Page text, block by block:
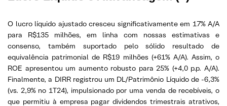
O lucro líquido ajustado cresceu significativamente em 17% A/A
para R$135 milhões, em linha com nossas estimativas e
consenso, também suportado pelo sólido resultado de
equivalência patrimonial de R$19 milhões (+61% A/A). Assim, o
ROE apresentou um aumento robusto para 25% (+4,0 p.p. A/A).
Finalmente, a DIRR registrou um DL/Patrimônio Líquido de -6,3%
(vs. 2,9% no 1T24), impulsionado por uma venda de recebíveis, o
que permitiu à empresa pagar dividendos trimestrais atrativos,